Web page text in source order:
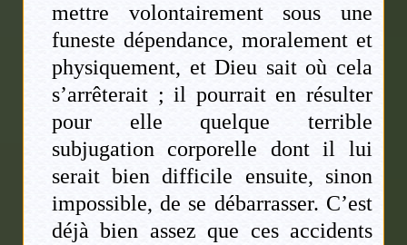
mettre volontairement sous une
funeste dépendance, moralement et
physiquement, et Dieu sait où cela
s’arrêterait ; il pourrait en résulter
pour elle quelque terrible
subjugation corporelle dont il lui
serait bien difficile ensuite, sinon
impossible, de se débarrasser. C’est
déjà bien assez que ces accidents